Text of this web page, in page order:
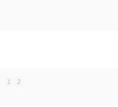
1
2